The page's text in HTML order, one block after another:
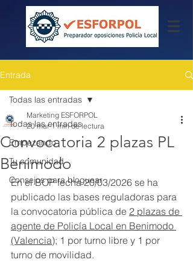
Entrada
Todas las entradas
Empezando
Tu comunidad
Consejos para bloguear
Todas las entradas
Convocatoria 2 plazas PL
Benimodo
Marketing ESFORPOL
20 mar 1 min de lectura
En el BOP fecha 20/03/2026 se ha
publicado las bases reguladoras para
la convocatoria pública de 2 plazas de
agente de Policía Local en Benimodo
(Valencia); 1 por turno libre y 1 por
turno de movilidad.